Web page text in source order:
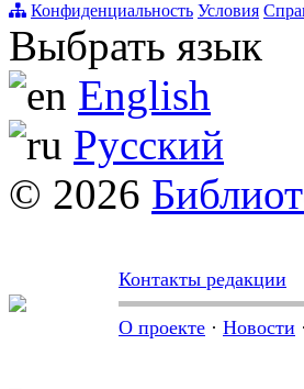
Конфиденциальность Условия
Выбрать язык
English
Русский
© 2026
Контакты редакции
О проекте · Новости ·